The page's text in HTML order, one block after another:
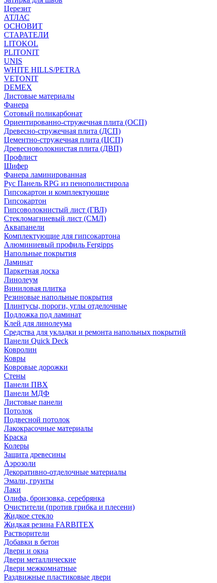
Церезит
АТЛАС
ОСНОВИТ
СТАРАТЕЛИ
LITOKOL
PLITONIT
UNIS
WHITE HILLS/PETRA
VETONIT
DEMEX
Листовые материалы
Фанера
Сотовый поликарбонат
Ориентированно-стружечная плита (ОСП)
Древесно-стружечная плита (ДСП)
Цементно-стружечная плита (ЦСП)
Древесноволокнистая плита (ДВП)
Профлист
Шифер
Фанера ламинированная
Рус Панель RPG из пенополистирола
Гипсокартон и комплектующие
Гипсокартон
Гипсоволокнистый лист (ГВЛ)
Стекломагниевый лист (СМЛ)
Аквапанели
Комплектующие для гипсокартона
Алюминиевый профиль Fergipps
Напольные покрытия
Ламинат
Паркетная доска
Линолеум
Виниловая плитка
Резиновые напольные покрытия
Плинтусы, пороги, углы отделочные
Подложка под ламинат
Клей для линолеума
Средства для укладки и ремонта напольных покрытий
Панели Quick Deck
Ковролин
Ковры
Ковровые дорожки
Стены
Панели ПВХ
Панели МДФ
Листовые панели
Потолок
Подвесной потолок
Лакокрасочные материалы
Краска
Колеры
Защита древесины
Аэрозоли
Декоративно-отделочные материалы
Эмали, грунты
Лаки
Олифа, бронзовка, серебрянка
Очистители (против грибка и плесени)
Жидкое стекло
Жидкая резина FARBITEX
Растворители
Добавки в бетон
Двери и окна
Двери металлические
Двери межкомнатные
Раздвижные пластиковые двери